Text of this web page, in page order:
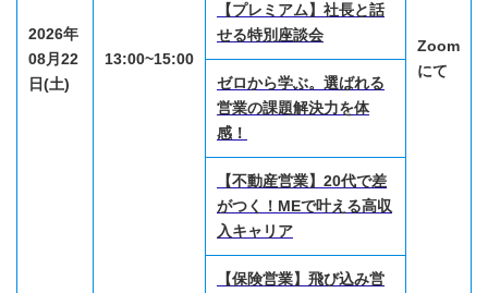
2026年
08月22
日(土)
13:00~15:00
Zoom
にて
【プレミアム】社長と話
せる特別座談会
ゼロから学ぶ。選ばれる
営業の課題解決力を体
感！
【不動産営業】20代で差
がつく！MEで叶える高収
入キャリア
【保険営業】飛び込み営